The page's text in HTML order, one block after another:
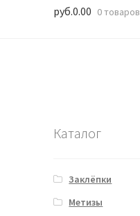
руб.0.00 0 товаров
Каталог
Заклёпки
Метизы